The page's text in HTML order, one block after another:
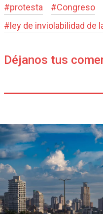
#protesta #Congreso
# ley de inviolabilidad de
Déjanos tus